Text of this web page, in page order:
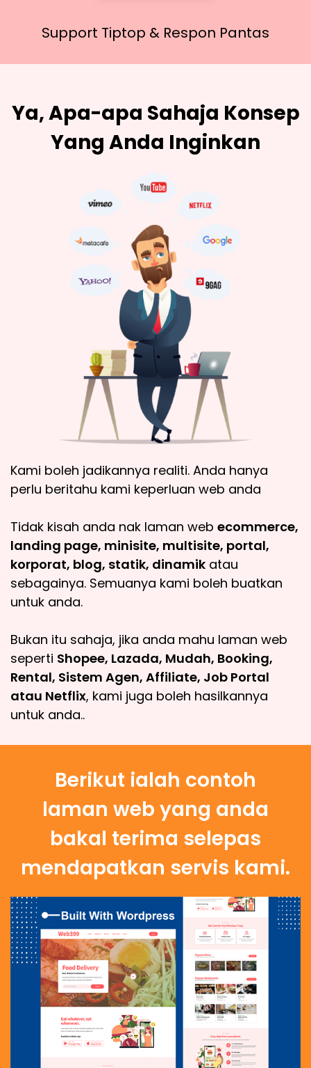
Support Tiptop & Respon Pantas
Ya, Apa-apa Sahaja Konsep
Yang Anda Inginkan
Kami boleh jadikannya realiti. Anda hanya
perlu beritahu kami keperluan web anda
Tidak kisah anda nak laman web ecommerce,
landing page, minisite, multisite, portal,
korporat, blog, statik, dinamik atau
sebagainya. Semuanya kami boleh buatkan
untuk anda.
Bukan itu sahaja, jika anda mahu laman web
seperti Shopee, Lazada, Mudah, Booking,
Rental, Sistem Agen, Affiliate, Job Portal
atau Netflix, kami juga boleh hasilkannya
untuk anda..
Berikut ialah contoh
laman web yang anda
bakal terima selepas
mendapatkan servis kami.